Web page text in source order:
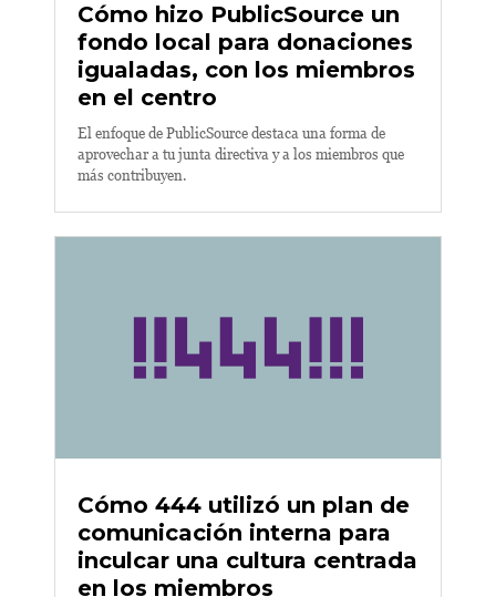
Cómo hizo PublicSource un
fondo local para donaciones
igualadas, con los miembros
en el centro
El enfoque de PublicSource destaca una forma de
aprovechar a tu junta directiva y a los miembros que
más contribuyen.
Cómo 444 utilizó un plan de
comunicación interna para
inculcar una cultura centrada
en los miembros